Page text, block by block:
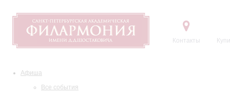
Контакты
Афиша
Все события